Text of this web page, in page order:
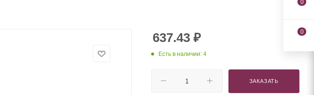
637.43 ₽
Есть в наличии: 4
ЗАКАЗАТЬ
0
0